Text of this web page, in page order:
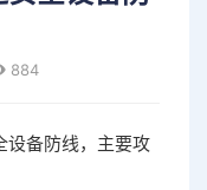
884
设备防线，主要攻